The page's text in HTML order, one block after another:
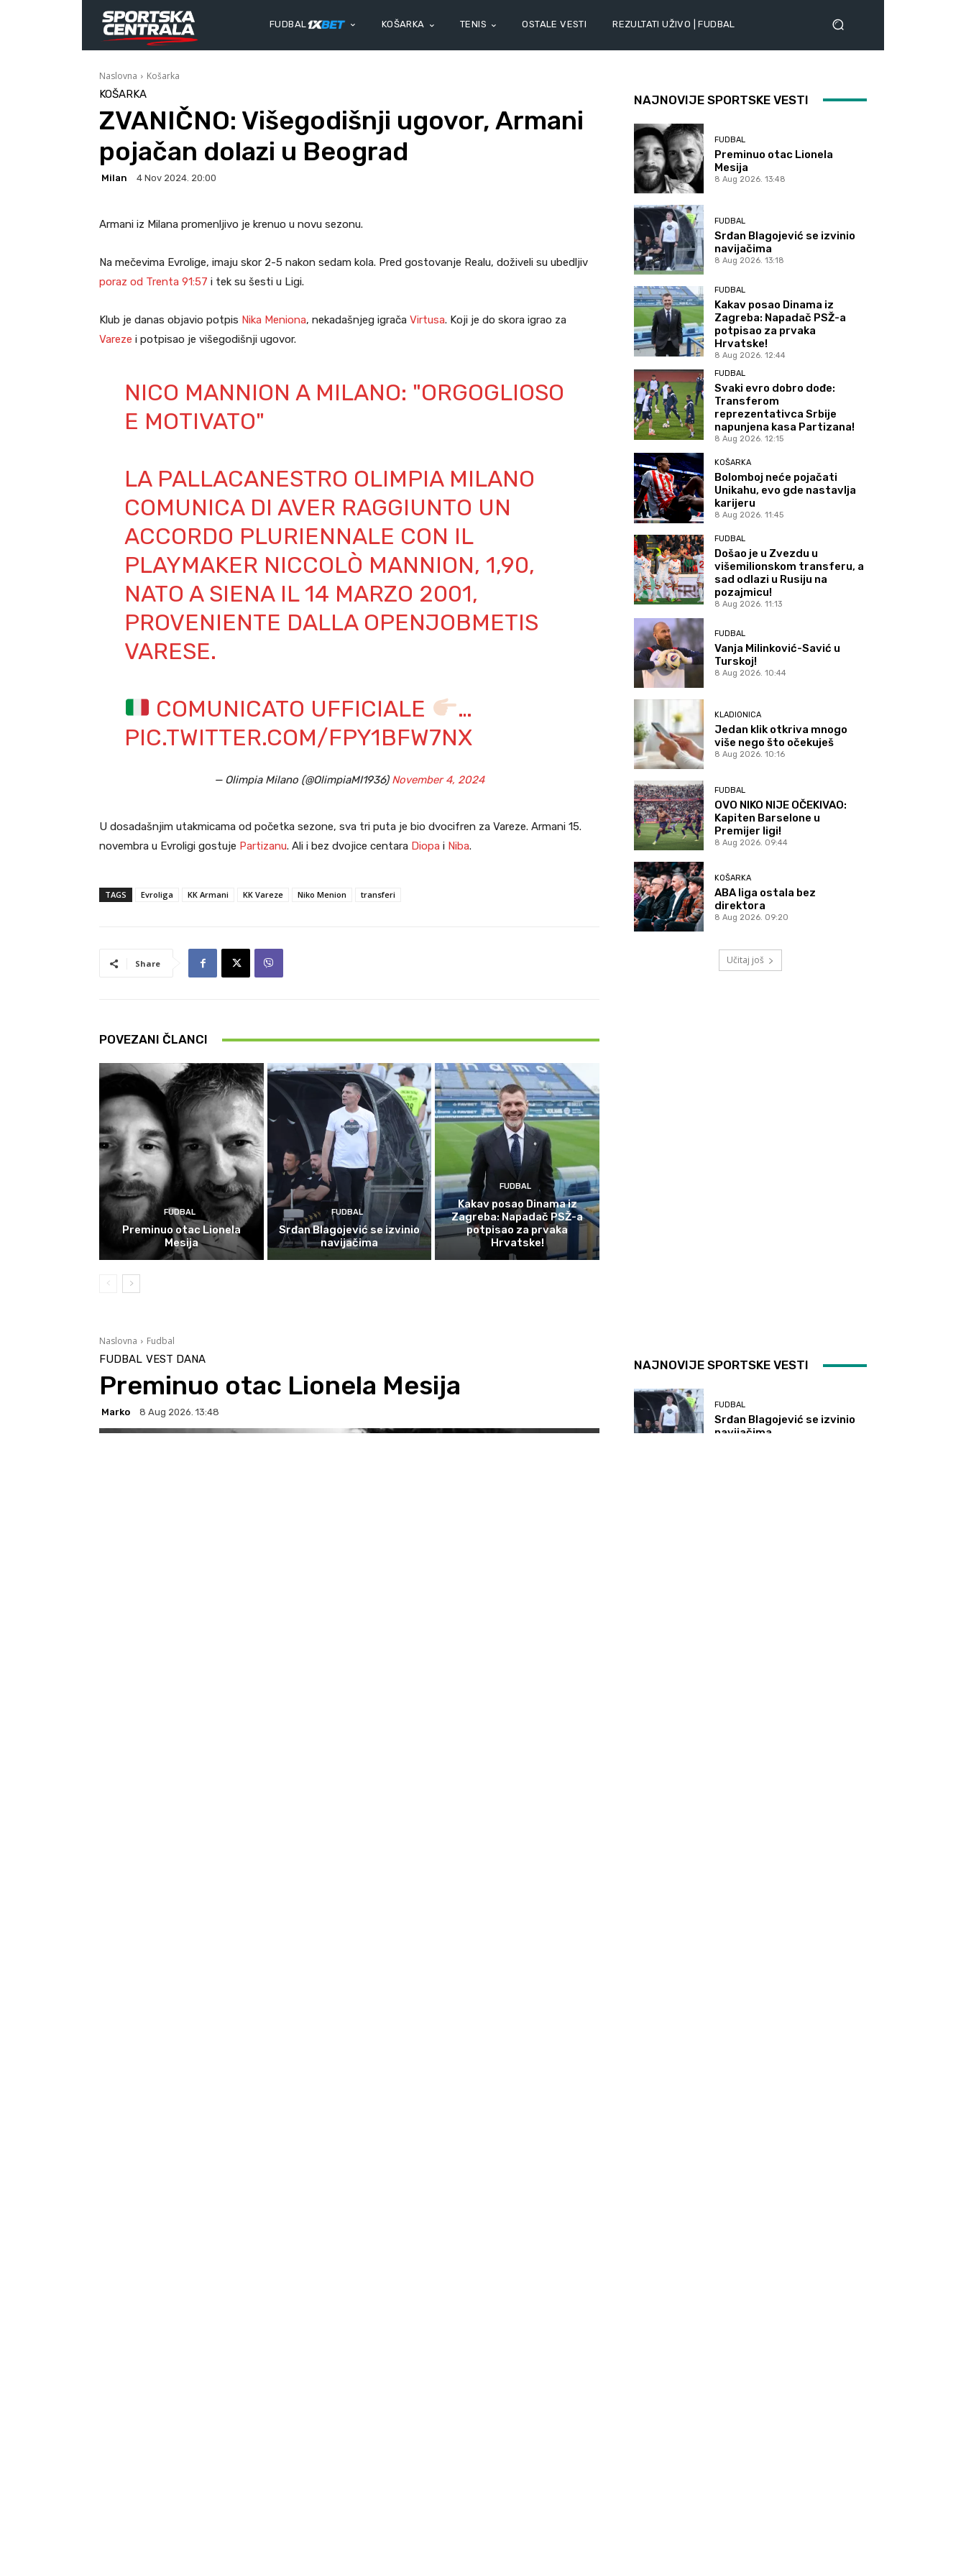
FUDBAL KOŠARKA TENIS OSTALE VESTI REZULTATI UŽIVO | FUDBAL
Naslovna Košarka
KOŠARKA
ZVANIČNO: Višegodišnji ugovor, Armani
pojačan dolazi u Beograd
Milan 4 Nov 2024. 20:00
Armani iz Milana promenljivo je krenuo u novu sezonu.
Na mečevima Evrolige, imaju skor 2-5 nakon sedam kola. Pred gostovanje Realu, doživeli su ubedljiv
poraz od Trenta 91:57 i tek su šesti u Ligi.
Klub je danas objavio potpis Nika Meniona, nekadašnjeg igrača Virtusa. Koji je do skora igrao za
Vareze i potpisao je višegodišnji ugovor.
NICO MANNION A MILANO: "ORGOGLIOSO
E MOTIVATO"
LA PALLACANESTRO OLIMPIA MILANO
COMUNICA DI AVER RAGGIUNTO UN
ACCORDO PLURIENNALE CON IL
PLAYMAKER NICCOLÒ MANNION, 1,90,
NATO A SIENA IL 14 MARZO 2001,
PROVENIENTE DALLA OPENJOBMETIS
VARESE.
COMUNICATO UFFICIALE
…
PIC.TWITTER.COM/FPY1BFW7NX
— Olimpia Milano (@OlimpiaMI1936) November 4, 2024
U dosadašnjim utakmicama od početka sezone, sva tri puta je bio dvocifren za Vareze. Armani 15.
novembra u Evroligi gostuje Partizanu. Ali i bez dvojice centara Diopa i Niba.
TAGS Evroliga KK Armani KK Vareze Niko Menion transferi
Share
POVEZANI ČLANCI
FUDBAL
Preminuo otac Lionela
Mesija
FUDBAL
Srđan Blagojević se izvinio
navijačima
FUDBAL
Kakav posao Dinama iz
Zagreba: Napadač PSŽ-a
potpisao za prvaka
Hrvatske!
NAJNOVIJE SPORTSKE VESTI
FUDBAL
Preminuo otac Lionela
Mesija
8 Aug 2026. 13:48
FUDBAL
Srđan Blagojević se izvinio
navijačima
8 Aug 2026. 13:18
FUDBAL
Kakav posao Dinama iz
Zagreba: Napadač PSŽ-a
potpisao za prvaka
Hrvatske!
8 Aug 2026. 12:44
FUDBAL
Svaki evro dobro dođe:
Transferom
reprezentativca Srbije
napunjena kasa Partizana!
8 Aug 2026. 12:15
KOŠARKA
Bolomboj neće pojačati
Unikahu, evo gde nastavlja
karijeru
8 Aug 2026. 11:45
FUDBAL
Došao je u Zvezdu u
višemilionskom transferu, a
sad odlazi u Rusiju na
pozajmicu!
8 Aug 2026. 11:13
FUDBAL
Vanja Milinković-Savić u
Turskoj!
8 Aug 2026. 10:44
KLADIONICA
Jedan klik otkriva mnogo
više nego što očekuješ
8 Aug 2026. 10:16
FUDBAL
OVO NIKO NIJE OČEKIVAO:
Kapiten Barselone u
Premijer ligi!
8 Aug 2026. 09:44
KOŠARKA
ABA liga ostala bez
direktora
8 Aug 2026. 09:20
Učitaj još